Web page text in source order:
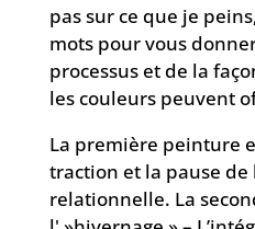
pas sur ce que je
mots pour vous
processus et de la
les couleurs peuvent
La première peinture
traction et la pause de
relationnelle. La